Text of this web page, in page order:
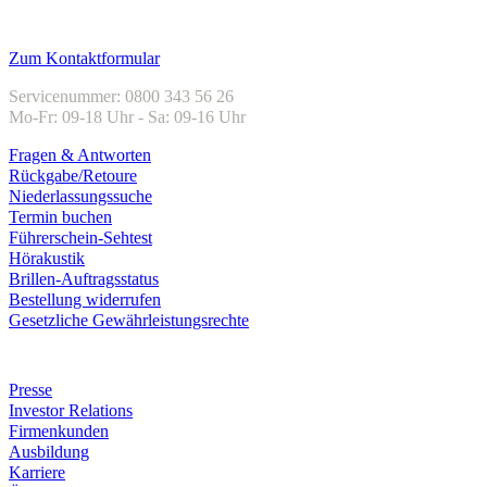
Zum Kontaktformular
Servicenummer: 0800 343 56 26
Mo-Fr: 09-18 Uhr - Sa: 09-16 Uhr
Fragen & Antworten
Rückgabe/Retoure
Niederlassungssuche
Termin buchen
Führerschein-Sehtest
Hörakustik
Brillen-Auftragsstatus
Bestellung widerrufen
Gesetzliche Gewährleistungsrechte
Presse
Investor Relations
Firmenkunden
Ausbildung
Karriere